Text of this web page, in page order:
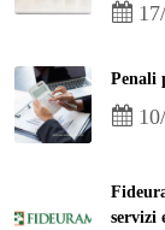
Penali
servizi